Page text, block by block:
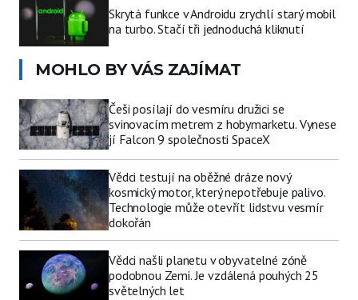
Skrytá funkce v Androidu zrychlí starý mobil
na turbo. Stačí tři jednoduchá kliknutí
MOHLO BY VÁS ZAJÍMAT
Češi posílají do vesmíru družici se
svinovacím metrem z hobymarketu. Vynese
jí Falcon 9 společnosti SpaceX
Vědci testují na oběžné dráze nový
kosmický motor, který nepotřebuje palivo.
Technologie může otevřít lidstvu vesmír
dokořán
Vědci našli planetu v obyvatelné zóně
podobnou Zemi. Je vzdálená pouhých 25
světelných let